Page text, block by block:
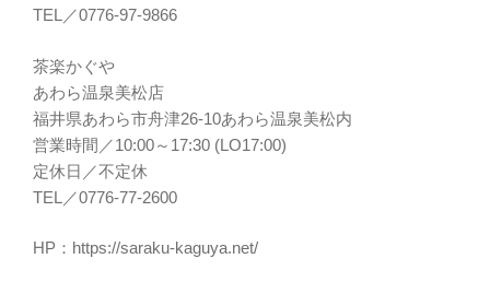
TEL／0776-97-9866
茶楽かぐや
あわら温泉美松店
福井県あわら市舟津26-10あわら温泉美松内
営業時間／10:00～17:30 (LO17:00)
定休日／不定休
TEL／0776-77-2600
HP：https://saraku-kaguya.net/